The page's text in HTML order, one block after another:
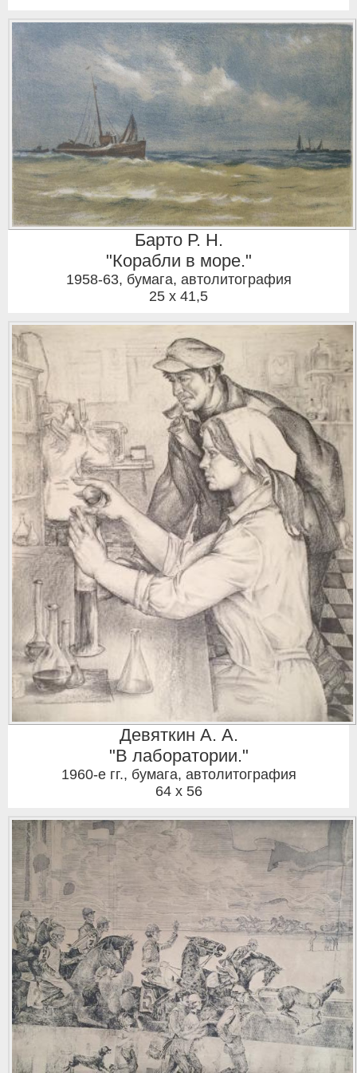
Барто Р. Н.
"Корабли в море."
1958-63, бумага, автолитография
25 x 41,5
Девяткин А. А.
"В лаборатории."
1960-е гг., бумага, автолитография
64 x 56